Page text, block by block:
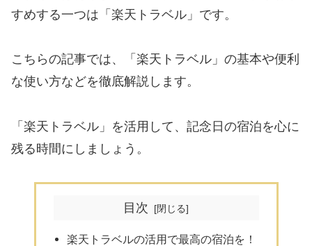
すめする一つは「楽天トラベル」です。
こちらの記事では、「楽天トラベル」の基本や便利
な使い方などを徹底解説します。
「楽天トラベル」を活用して、記念日の宿泊を心に
残る時間にしましょう。
目次
楽天トラベルの活用で最高の宿泊を！